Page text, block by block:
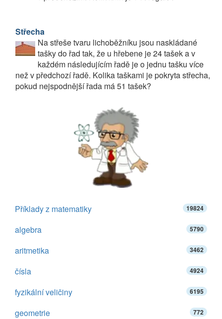
Střecha
Na střeše tvaru lichoběžníku jsou naskládané
tašky do řad tak, že u hřebene je 24 tašek a v
každém následujícím řadě je o jednu tašku více
než v předchozí řadě. Kolika taškami je pokryta střecha,
pokud nejspodnější řada má 51 tašek?
Příklady z matematiky 19824
algebra 5790
aritmetika 3462
čísla 4924
fyzikální veličiny 6195
geometrie 772